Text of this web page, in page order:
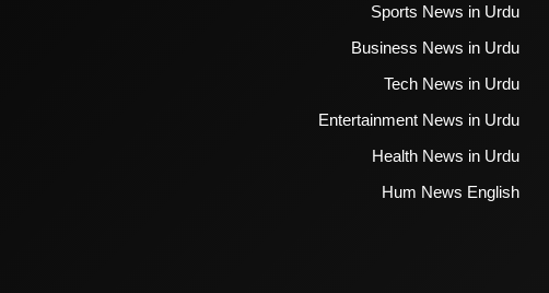
Sports News in Urdu
Business News in Urdu
Tech News in Urdu
Entertainment News in Urdu
Health News in Urdu
Hum News English